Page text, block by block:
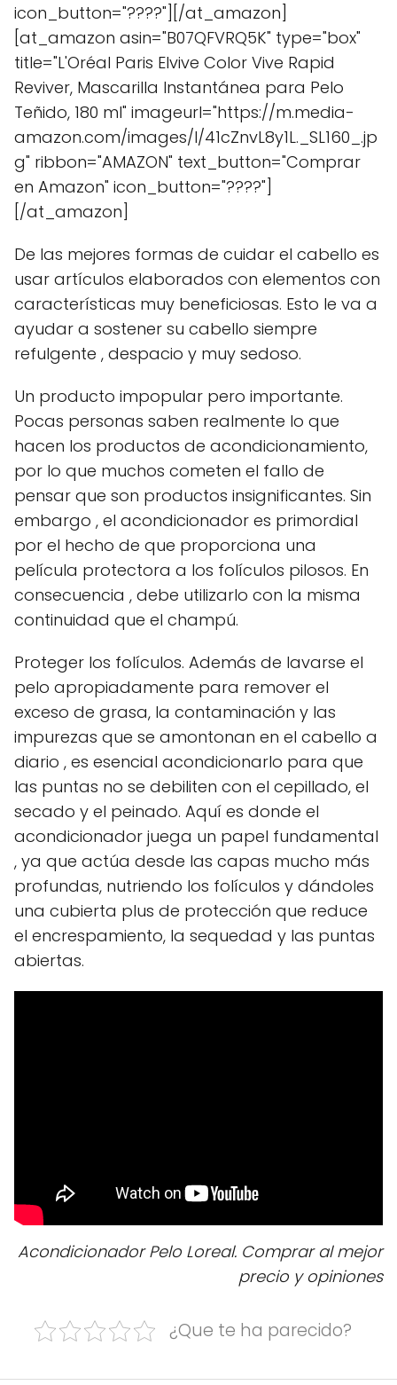
icon_button="????"][/at_amazon]
[at_amazon asin="B07QFVRQ5K" type="box"
title="L'Oréal Paris Elvive Color Vive Rapid
Reviver, Mascarilla Instantánea para Pelo
Teñido, 180 ml" imageurl="https://m.media-
amazon.com/images/I/41cZnvL8y1L._SL160_.jp
g" ribbon="AMAZON" text_button="Comprar
en Amazon" icon_button="????"]
[/at_amazon]
De las mejores formas de cuidar el cabello es
usar artículos elaborados con elementos con
características muy beneficiosas. Esto le va a
ayudar a sostener su cabello siempre
refulgente , despacio y muy sedoso.
Un producto impopular pero importante.
Pocas personas saben realmente lo que
hacen los productos de acondicionamiento,
por lo que muchos cometen el fallo de
pensar que son productos insignificantes. Sin
embargo , el acondicionador es primordial
por el hecho de que proporciona una
película protectora a los folículos pilosos. En
consecuencia , debe utilizarlo con la misma
continuidad que el champú.
Proteger los folículos. Además de lavarse el
pelo apropiadamente para remover el
exceso de grasa, la contaminación y las
impurezas que se amontonan en el cabello a
diario , es esencial acondicionarlo para que
las puntas no se debiliten con el cepillado, el
secado y el peinado. Aquí es donde el
acondicionador juega un papel fundamental
, ya que actúa desde las capas mucho más
profundas, nutriendo los folículos y dándoles
una cubierta plus de protección que reduce
el encrespamiento, la sequedad y las puntas
abiertas.
Acondicionador Pelo Loreal. Comprar al mejor
precio y opiniones
¿Que te ha parecido?